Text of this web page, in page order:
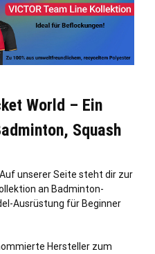
World – Ein
Squash
unserer Seite steht dir zur
an Badminton-
Ausrüstung für Beginner
Hersteller zum